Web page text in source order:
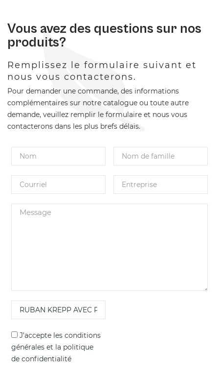
Vous avez des questions sur nos
produits?
Remplissez le formulaire suivant et
nous vous contacterons.
Pour demander une commande, des informations
complémentaires sur notre catalogue ou toute autre
demande, veuillez remplir le formulaire et nous vous
contacterons dans les plus brefs délais.
J'accepte les conditions
générales et la politique
de confidentialité